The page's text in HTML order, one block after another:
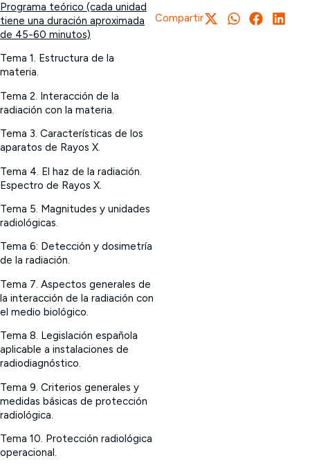
Programa teórico (cada unidad
tiene una duración aproximada
de 45-60 minutos)
Tema 1. Estructura de la
materia.
Tema 2. Interacción de la
radiación con la materia.
Tema 3. Características de los
aparatos de Rayos X.
Tema 4. El haz de la radiación.
Espectro de Rayos X.
Tema 5. Magnitudes y unidades
radiológicas.
Tema 6: Detección y dosimetría
de la radiación.
Tema 7. Aspectos generales de
la interacción de la radiación con
el medio biológico.
Tema 8. Legislación española
aplicable a instalaciones de
radiodiagnóstico.
Tema 9. Criterios generales y
medidas básicas de protección
radiológica.
Tema 10. Protección radiológica
operacional.
Compartir